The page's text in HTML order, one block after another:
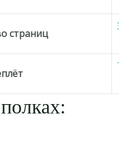
страниц